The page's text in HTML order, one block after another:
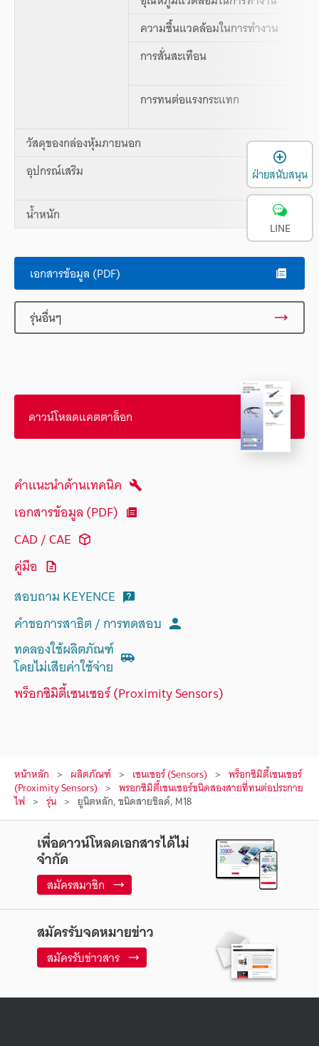
ความชื้นแวดล้อมในการทำงาน
การสั่นสะเทือน
การทนต่อแรงกระแทก
วัสดุของกล่องหุ้มภายนอก
อุปกรณ์เสริม
น้ำหนัก
เอกสารข้อมูล (PDF)
รุ่นอื่นๆ
ดาวน์โหลดแคตตาล็อก
คำแนะนำด้านเทคนิค
เอกสารข้อมูล (PDF)
CAD / CAE
คู่มือ
สอบถาม KEYENCE
คำขอการสาธิต / การทดสอบ
ทดลองใช้ผลิตภัณฑ์
โดยไม่เสียค่าใช้จ่าย
พร็อกซิมิตี้เซนเซอร์ (Proximity Sensors)
หน้าหลัก ผลิตภัณฑ์ เซนเซอร์ (Sensors) พร็อกซิมิตี้เซนเซอร์
(Proximity Sensors) พรอกซิมิตี้เซนเซอร์ชนิดสองสายที่ทนต่อประกาย
ไฟ รุ่น ยูนิตหลัก, ชนิดสายชิลด์, M18
เพื่อดาวน์โหลดเอกสารได้ไม่
จำกัด
สมัครสมาชิก
สมัครรับจดหมายข่าว
สมัครรับข่าวสาร
ฝ่ายสนับสนุน
LINE